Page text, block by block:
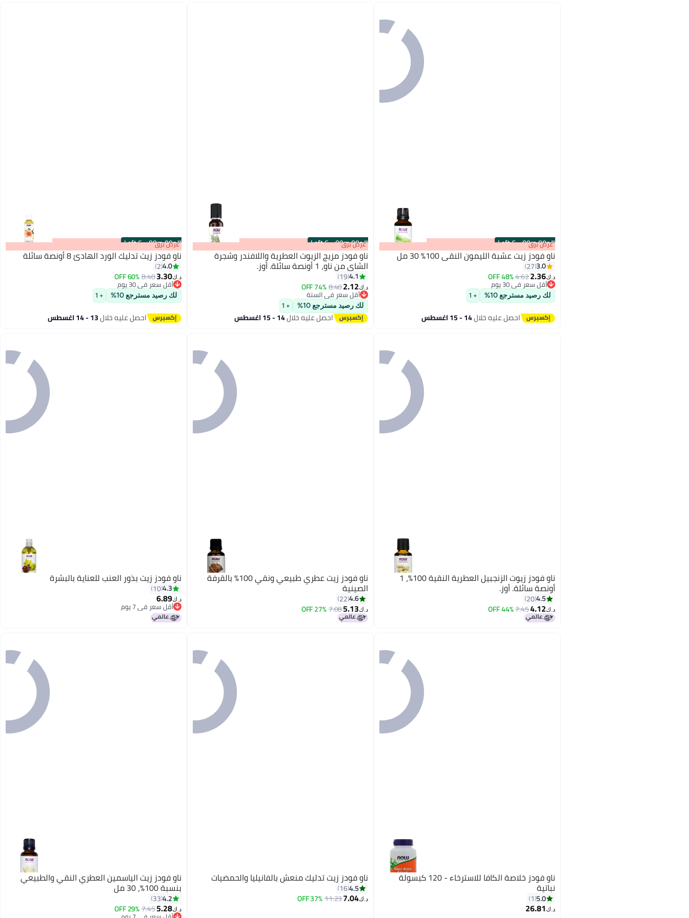
00m:00s
·
6 Left عرض برق
ناو فودز زيت عشبة الليمون النقي 100٪ 30 مل
3.0
27
د.ك‏2.36
4.62
48% OFF
أقل سعر في 30 يوم
أقل سعر في 30 يوم
لك رصيد مسترجع 10% + 1
احصل عليه خلال14 - 15 اغسطس
00m:00s
·
6 Left عرض برق
ناو فودز مزيج الزيوت العطرية واللافندر وشجرة
الشاي من ناو، 1 أونصة سائلة. أوز.
4.1
19
د.ك‏2.12
8.40
74% OFF
أقل سعر في السنة
أقل سعر في السنة
لك رصيد مسترجع 10% + 1
احصل عليه خلال14 - 15 اغسطس
00m:00s
·
6 Left عرض برق
ناو فودز زيت تدليك الورد الهادئ 8 أونصة سائلة
4.0
2
د.ك‏3.30
8.40
60% OFF
أقل سعر في 30 يوم
أقل سعر في 30 يوم
لك رصيد مسترجع 10% + 1
احصل عليه خلال13 - 14 اغسطس
ناو فودز زيوت الزنجبيل العطرية النقية 100%، 1
أونصة سائلة. أوز.
4.5
20
د.ك‏4.12
7.45
44% OFF
ناو فودز زيت عطري طبيعي ونقي 100% بالقرفة
الصينية
4.6
22
د.ك‏5.13
7.08
27% OFF
ناو فودز زيت بذور العنب للعناية بالبشرة
4.3
10
د.ك‏6.89
أقل سعر في 7 يوم
أقل سعر في 7 يوم
ناو فودز خلاصة الكافا للاسترخاء - 120 كبسولة
نباتية
5.0
1
د.ك‏26.81
ناو فودز زيت تدليك منعش بالفانيليا والحمضيات
4.5
16
د.ك‏7.04
11.23
37% OFF
ناو فودز زيت الياسمين العطري النقي والطبيعي
بنسبة 100%، 30 مل
4.2
33
د.ك‏5.28
7.45
29% OFF